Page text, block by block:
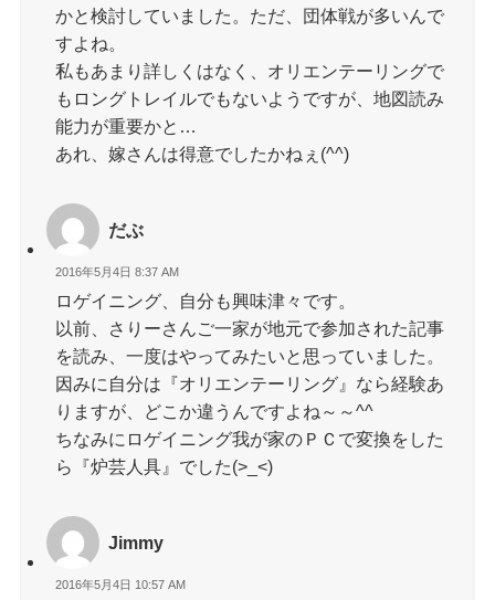
かと検討していました。ただ、団体戦が多いんで
すよね。
私もあまり詳しくはなく、オリエンテーリングで
もロングトレイルでもないようですが、地図読み
能力が重要かと…
あれ、嫁さんは得意でしたかねぇ(^^)
だぶ
2016年5月4日 8:37 AM
ロゲイニング、自分も興味津々です。
以前、さりーさんご一家が地元で参加された記事
を読み、一度はやってみたいと思っていました。
因みに自分は『オリエンテーリング』なら経験あ
りますが、どこか違うんですよね～～^^
ちなみにロゲイニング我が家のＰＣで変換をした
ら『炉芸人具』でした(>_<)
Jimmy
2016年5月4日 10:57 AM